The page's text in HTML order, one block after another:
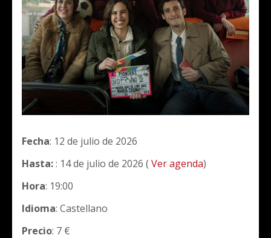
Fecha: 12 de julio de 2026
Hasta:: 14 de julio de 2026 ( Ver agenda)
Hora: 19:00
Idioma: Castellano
Precio: 7 €